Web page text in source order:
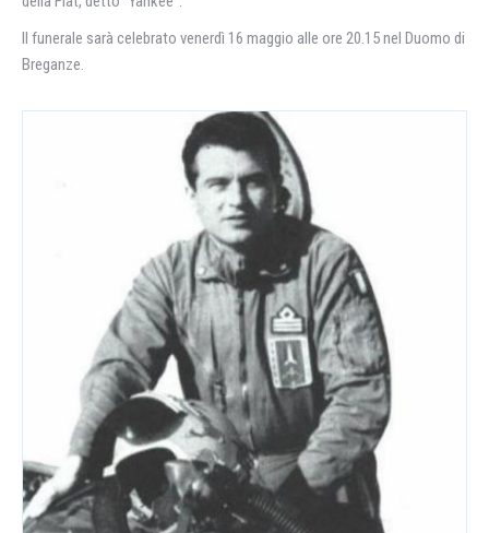
Il funerale sarà celebrato venerdì 16 maggio alle ore 20.15 nel Duomo di
Breganze.